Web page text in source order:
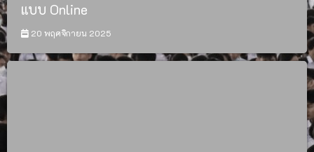
แบบ Online
20 พฤศจิกายน 2025